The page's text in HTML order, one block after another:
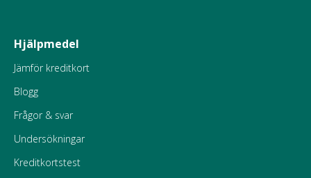
Hjälpmedel
Jämför kreditkort
Blogg
Frågor & svar
Undersökningar
Kreditkortstest